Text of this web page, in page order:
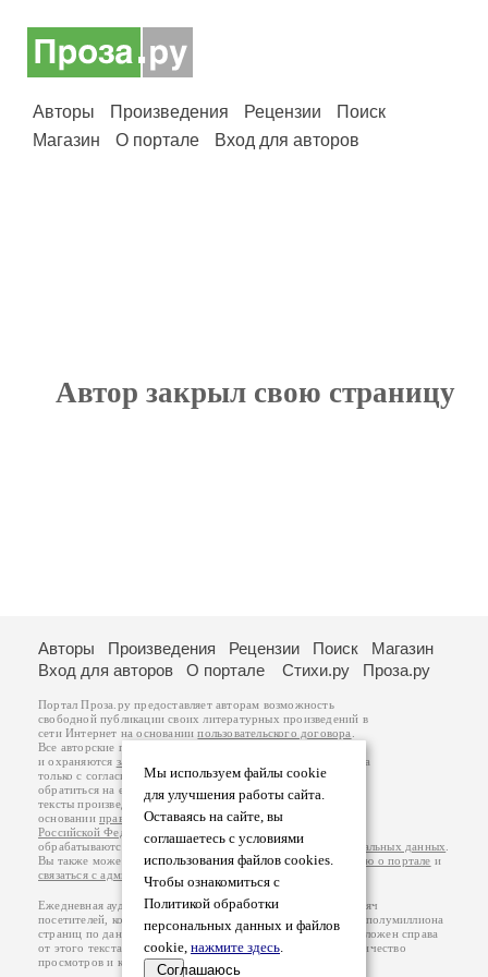
Авторы Произведения Рецензии
Поиск
Магазин
О портале Вход для авторов
Автор закрыл свою страницу
Мы используем файлы cookie
для улучшения работы сайта.
Оставаясь на сайте, вы
соглашаетесь с условиями
использования файлов cookies.
Чтобы ознакомиться с
Политикой обработки
персональных данных и файлов
cookie, нажмите здесь.
Соглашаюсь
Авторы Произведения Рецензии Поиск
Магазин
Вход для авторов
О портале Стихи.ру Проза.ру
Портал Проза.ру предоставляет авторам возможность
свободной публикации своих литературных произведений в
сети Интернет на основаниипользовательского договора
Все авторские права на произведения принадлежат авторам
и охраняются законом
. Перепечатка произведений возможна
только с согласия его автора, к которому вы можете
обратиться на его авторской странице. Ответственность за
тексты произведений авторы несут самостоятельно на
основанииправил публикацииизаконодательства
Российской Федерации
обрабатываются на основанииПолитики обработки персональных данных
Вы также можете посмотреть более подробнуюинформацию о портале и
связаться с администрацией
Ежедневная аудитория портала Проза.ру – порядка 100 тысяч
посетителей, которые в общей сумме просматривают более полумиллиона
страниц по данным счетчика посещаемости, который расположен справа
от этого текста. В каждой графе указано по две цифры: количество
просмотров и количество посетителей.